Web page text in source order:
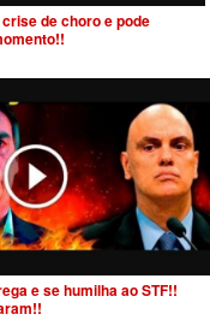
de choro e pode
e se humilha ao STF!!